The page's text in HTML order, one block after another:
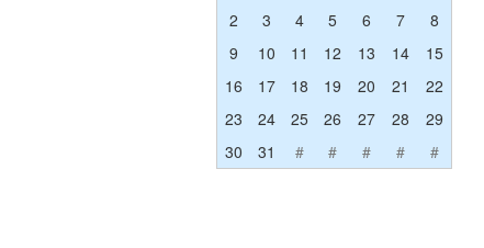
2
3 4 5 6 7
8
9
10 11 12 13 14
15
16
17 18 19 20 21
22
23
24 25 26 27 28
29
30
31 # # # # #